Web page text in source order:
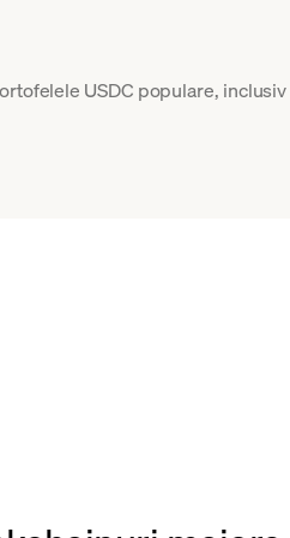
USDC populare, inclusiv